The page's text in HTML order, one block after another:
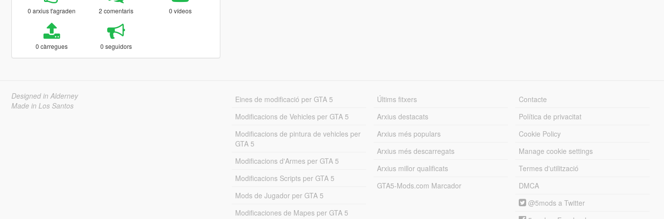
0 arxius t'agraden 2 comentaris 0 vídeos
0 càrregues 0 seguidors
Designed in Alderney
Made in Los Santos
Eines de modificació per GTA 5
Modificacions de Vehicles per GTA 5
Modificacions de pintura de vehicles per
GTA 5
Modificacions d'Armes per GTA 5
Modificacions Scripts per GTA 5
Mods de Jugador per GTA 5
Modificaciones de Mapes per GTA 5
Últims fitxers
Arxius destacats
Arxius més populars
Arxius més descarregats
Arxius millor qualificats
GTA5-Mods.com Marcador
Contacte
Política de privacitat
Cookie Policy
Manage cookie settings
Termes d'utilització
DMCA
@5mods a Twitter